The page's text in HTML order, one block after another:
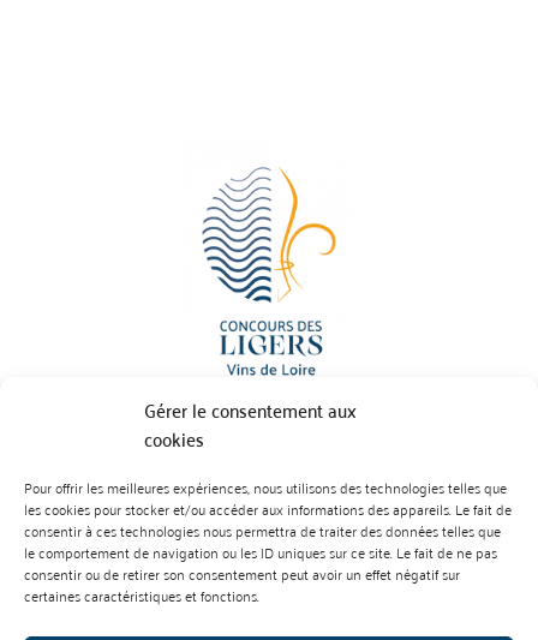
Gérer le consentement aux
cookies
Pour offrir les meilleures expériences, nous utilisons des technologies telles que
les cookies pour stocker et/ou accéder aux informations des appareils. Le fait de
consentir à ces technologies nous permettra de traiter des données telles que
le comportement de navigation ou les ID uniques sur ce site. Le fait de ne pas
consentir ou de retirer son consentement peut avoir un effet négatif sur
certaines caractéristiques et fonctions.
BP 70023 - 49610 JUIGNE SUR LOIRE
Tél :07 88 99 01 07